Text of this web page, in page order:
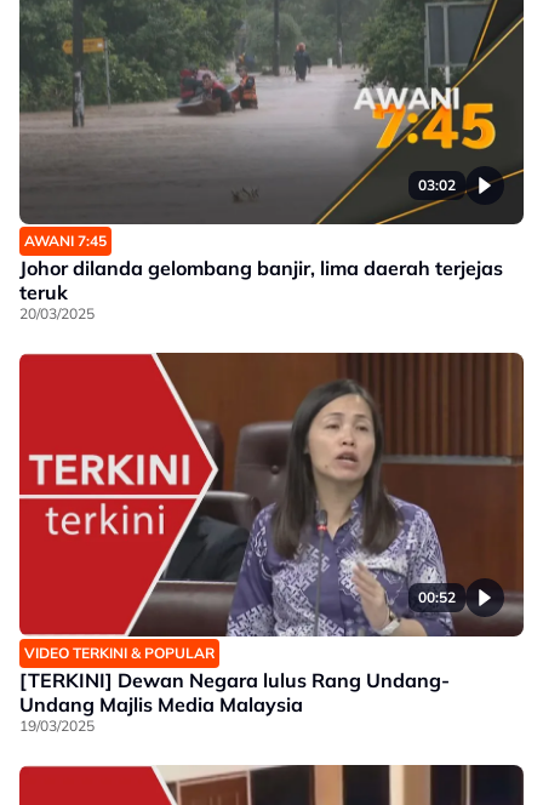
03:02
AWANI 7:45
Johor dilanda gelombang banjir, lima daerah terjejas
teruk
20/03/2025
00:52
VIDEO TERKINI & POPULAR
[TERKINI] Dewan Negara lulus Rang Undang-
Undang Majlis Media Malaysia
19/03/2025